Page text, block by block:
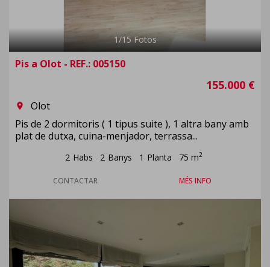
1/15Fotos
Pis a Olot - REF.: 005150
155.000 €
room
Olot
Pis de 2 dormitoris ( 1 tipus suite ), 1 altra bany amb
plat de dutxa, cuina-menjador, terrassa...
2 Habs 2 Banys 1 Planta 75 m2
CONTACTAR MÉS INFO
Previous Next